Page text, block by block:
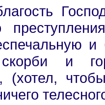
и
и
(хотел,